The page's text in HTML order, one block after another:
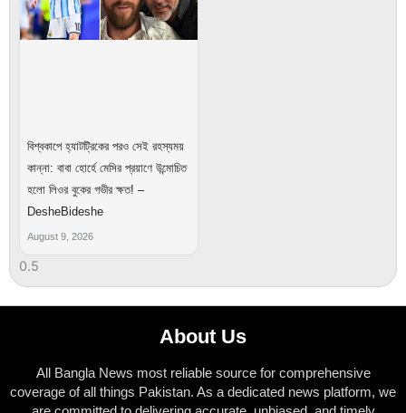
বিশ্বকাপে হ্যাটট্রিকের পরও সেই রহস্যময়
কান্না: বাবা হোর্হে মেসির প্রয়াণে উন্মোচিত
হলো লিওর বুকের গভীর ক্ষত! –
DesheBideshe
August 9, 2026
About Us
All Bangla News most reliable source for comprehensive
coverage of all things Pakistan. As a dedicated news platform, we